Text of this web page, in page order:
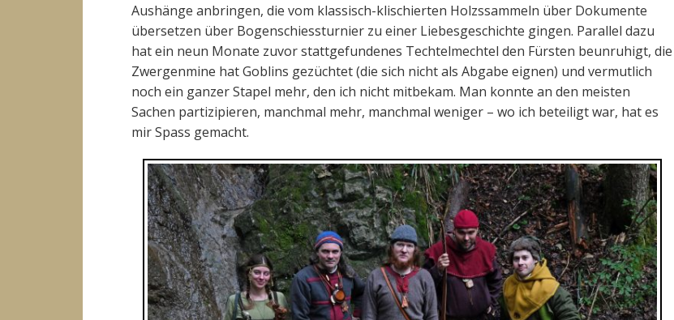
Aushänge anbringen, die vom klassisch-klischierten Holzssammeln über Dokumente
übersetzen über Bogenschiessturnier zu einer Liebesgeschichte gingen. Parallel dazu
hat ein neun Monate zuvor stattgefundenes Techtelmechtel den Fürsten beunruhigt, die
Zwergenmine hat Goblins gezüchtet (die sich nicht als Abgabe eignen) und vermutlich
noch ein ganzer Stapel mehr, den ich nicht mitbekam. Man konnte an den meisten
Sachen partizipieren, manchmal mehr, manchmal weniger – wo ich beteiligt war, hat es
mir Spass gemacht.